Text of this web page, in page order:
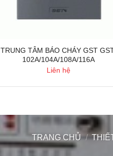
TRUNG TÂM BÁO CHÁY GST
102A/104A/108A/116A
Liên hệ
TRANG CHỦ /